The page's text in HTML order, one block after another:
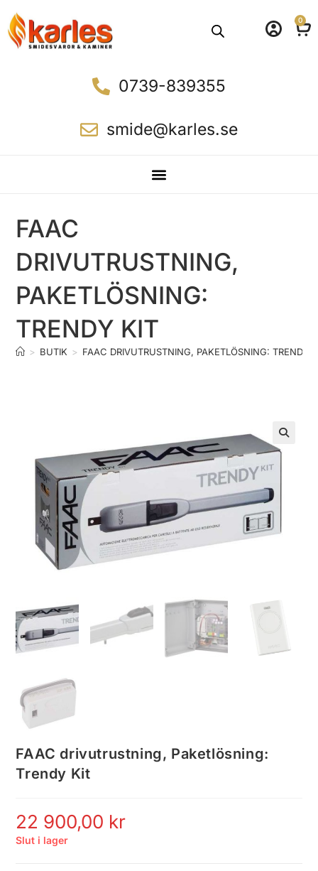
0
0739-839355
smide@karles.se
FAAC
DRIVUTRUSTNING,
PAKETLÖSNING:
TRENDY KIT
> BUTIK > FAAC DRIVUTRUSTNING, PAKETLÖSNING: TRENDY
🔍
FAAC drivutrustning, Paketlösning:
Trendy Kit
22 900,00 kr
Slut i lager